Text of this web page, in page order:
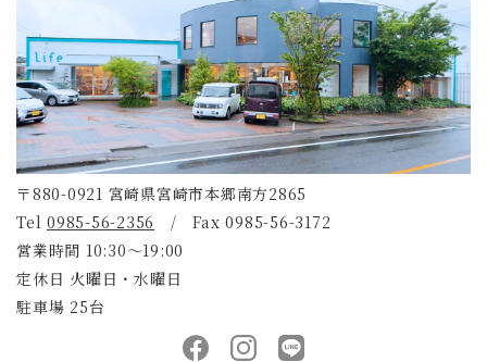
〒880-0921 宮崎県宮崎市本郷南方2865
Tel 0985-56-2356 / Fax 0985-56-3172
営業時間 10:30～19:00
定休日 火曜日・水曜日
駐車場 25台